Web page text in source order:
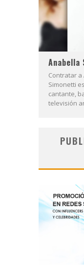
Contratar a
Simonetti
cantante,
televisión